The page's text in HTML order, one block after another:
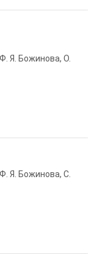
Ф. Я. Божинова, О.
Ф. Я. Божинова, С.